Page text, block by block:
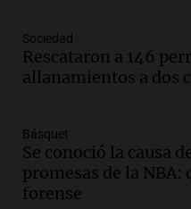
Audio.
en la Sociedad
actividades para
Audio.
edificios y una
jóvenes de la
Panorama Federal
Sociedad
Rescataron a 146
allanamientos a dos
Básquet
Se conoció la causa
promesas de la
forense